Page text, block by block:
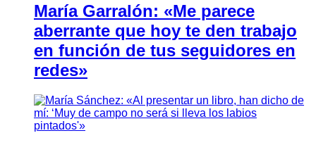
María Garralón: «Me parece
aberrante que hoy te den trabajo
en función de tus seguidores en
redes»